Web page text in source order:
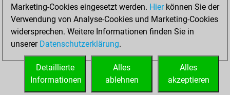
Türme auf der siebten
0
STARTSEITE
Marketing-Cookies eingesetzt werden. Hierkönnen Sie der
Verwendung von Analyse-Cookies und Marketing-Cookies
widersprechen. Weitere Informationen finden Sie in
unserer Datenschutzerklärung.
Alles
akzeptieren
Alles
ablehnen
Detaillierte
Informationen